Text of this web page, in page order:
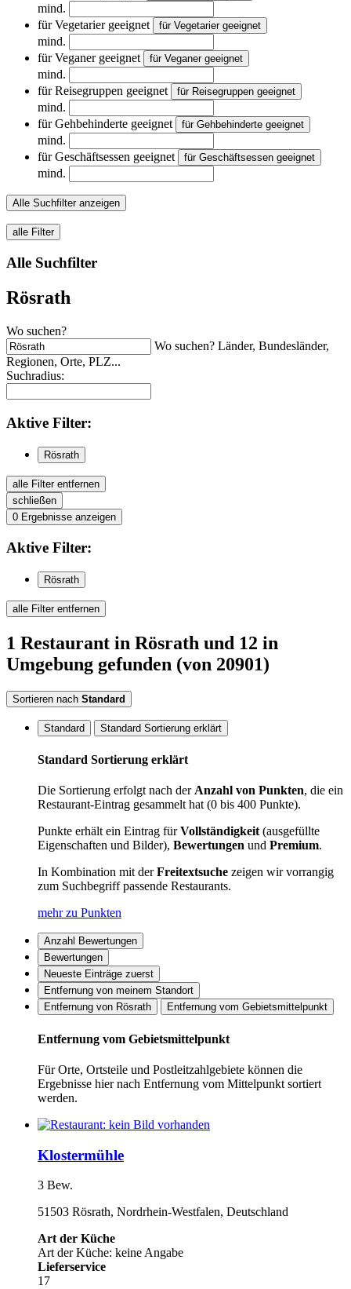
mind.
für Vegetarier geeignet
für Vegetarier geeignet
mind.
für Veganer geeignet
für Veganer geeignet
mind.
für Reisegruppen geeignet
für Reisegruppen geeignet
mind.
für Gehbehinderte geeignet
für Gehbehinderte geeignet
mind.
für Geschäftsessen geeignet
für Geschäftsessen geeignet
mind.
Alle Suchfilter anzeigen
alle Filter
Alle Suchfilter
Rösrath
Wo suchen?
Wo suchen? Länder, Bundesländer,
Regionen, Orte, PLZ...
Suchradius:
Aktive Filter:
Rösrath
alle Filter entfernen
schließen
0 Ergebnisse anzeigen
Aktive Filter:
Rösrath
alle Filter entfernen
1 Restaurant in Rösrath und 12 in
Umgebung gefunden (von 20901)
Sortieren nach Standard
Standard Standard Sortierung erklärt
Standard Sortierung erklärt
Die Sortierung erfolgt nach derAnzahl von Punkten, die ein
Restaurant-Eintrag gesammelt hat (0 bis 400 Punkte).
Punkte erhält ein Eintrag fürVollständigkeit(ausgefüllte
Eigenschaften und Bilder), Bewertungen und Premium.
In Kombination mit derFreitextsuche zeigen wir vorrangig
zum Suchbegriff passende Restaurants.
mehr zu Punkten
Anzahl Bewertungen
Bewertungen
Neueste Einträge zuerst
Entfernung von meinem Standort
Entfernung von Rösrath
Entfernung vom Gebietsmittelpunkt
Entfernung vom Gebietsmittelpunkt
Für Orte, Ortsteile und Postleitzahlgebiete können die
Ergebnisse hier nach Entfernung vom Mittelpunkt sortiert
werden.
Klostermühle
3 Bew.
51503 Rösrath, Nordrhein-Westfalen, Deutschland
Art der Küche
Art der Küche: keine Angabe
Lieferservice
17